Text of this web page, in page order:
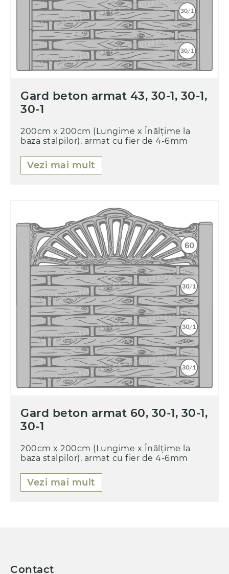
Gard beton armat 43, 30-1, 30-1,
30-1
200cm x 200cm (Lungime x Înălțime la
baza stalpilor), armat cu fier de 4-6mm
Vezi mai mult
Gard beton armat 60, 30-1, 30-1,
30-1
200cm x 200cm (Lungime x Înălțime la
baza stalpilor), armat cu fier de 4-6mm
Vezi mai mult
Contact